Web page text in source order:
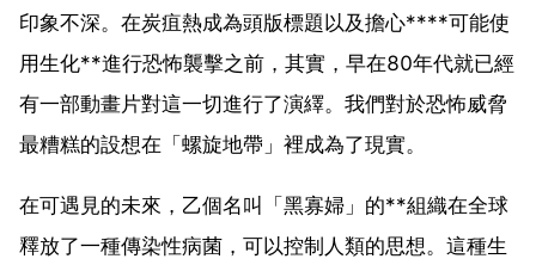
印象不深。在炭疽熱成為頭版標題以及擔心****可能使
用生化**進行恐怖襲擊之前，其實，早在80年代就已經
有一部動畫片對這一切進行了演繹。我們對於恐怖威脅
最糟糕的設想在「螺旋地帶」裡成為了現實。
在可遇見的未來，乙個名叫「黑寡婦」的**組織在全球
釋放了一種傳染性病菌，可以控制人類的思想。這種生